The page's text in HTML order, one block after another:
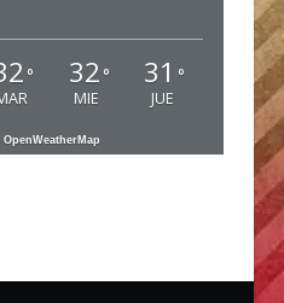
° 32 °
MIE
31 °
JUE